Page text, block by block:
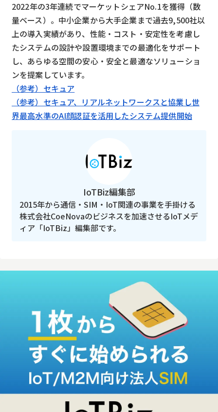
2022年の3年連続でマーケットシェアNo.1を獲得（数
量ベース）。中小企業から大手企業まで過去9,500社以
上の導入実績があり、性能・コスト・安定性を考慮し
たシステムの設計や設置環境までの最適化をサポート
し、あらゆる空間の安心・安全と最適なソリューショ
ンを提案しています。
（参考）セキュア
（参考）セキュア、リアルネットワークスと協業し世
界最高水準のAI顔認証を活用したシステム提供開始
IoTBiz編集部
2015年から通信・SIM・IoT関連の事業を手掛ける
株式会社CoeNovaのビジネスを加速させるIoTメデ
ィア「IoTBiz」編集部です。